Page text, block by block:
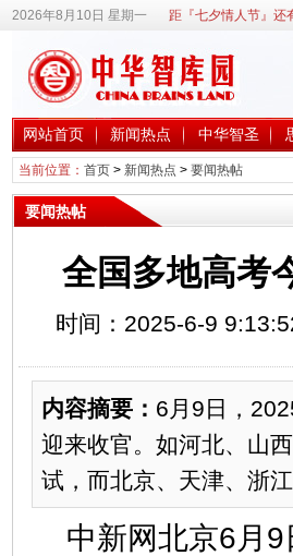
2026年8月10日 星期一 距『七夕情人节』还
网站首页 新闻热点 中华智圣
当前位置： 首页> 新闻热点 > 要闻热帖
要闻热帖
全国多地高考
时间：2025-6-9
内容摘要： 6月9日，
迎来收官。如河北、山
试，而北京、天津、浙
中新网北京6月